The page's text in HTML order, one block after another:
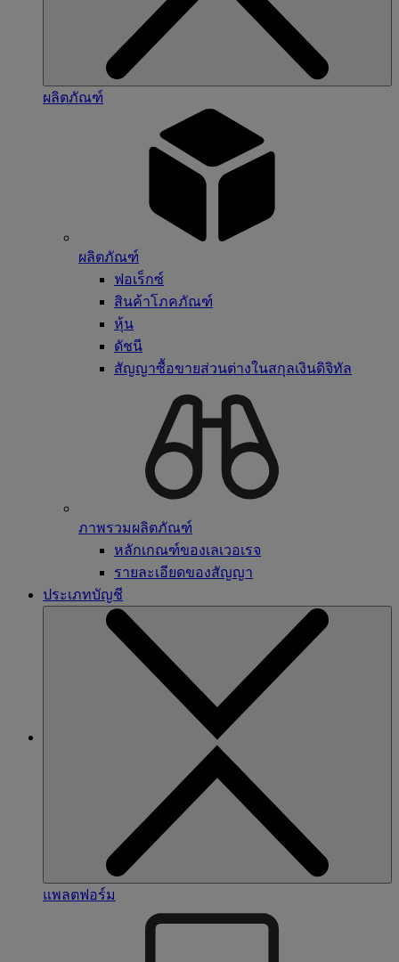
ผลิตภัณฑ์
ผลิตภัณฑ์
ฟอเร็กซ์
สินค้าโภคภัณฑ์
หุ้น
ดัชนี
สัญญาซื้อขายส่วนต่างในสกุลเงินดิจิทัล
ภาพรวมผลิตภัณฑ์
หลักเกณฑ์ของเลเวอเรจ
รายละเอียดของสัญญา
ประเภทบัญชี
แพลตฟอร์ม